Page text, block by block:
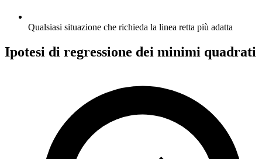
Qualsiasi situazione che richieda la linea retta più adatta
Ipotesi di regressione dei minimi quadrati